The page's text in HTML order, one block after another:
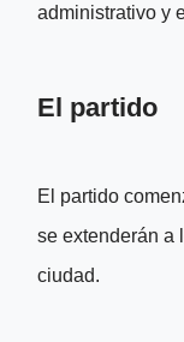
administrativo y
El partido
El partido
se extenderán a
ciudad.